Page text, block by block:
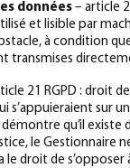
données– article
et lisible par
à condition
transmises
21 RGPD : droit
s’appuieraient sur
démontre qu’il
le Gestionnaire
le droit de